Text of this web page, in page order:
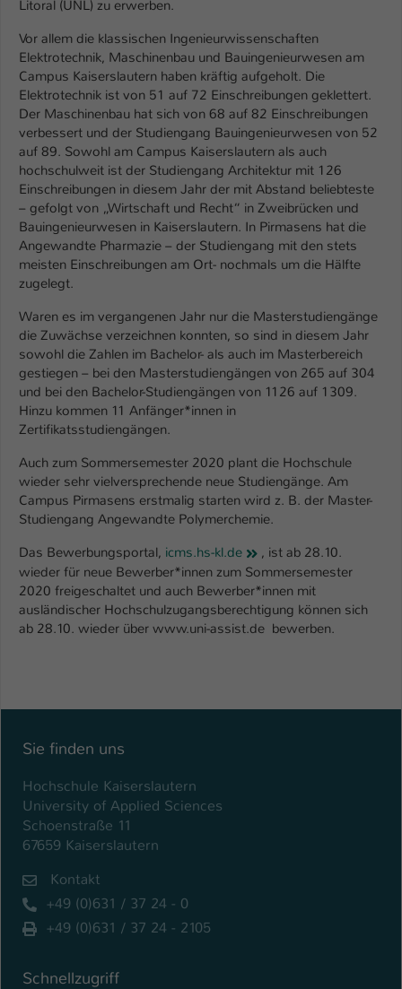
Litoral (UNL) zu erwerben.
Vor allem die klassischen Ingenieurwissenschaften
Elektrotechnik, Maschinenbau und Bauingenieurwesen am
Campus Kaiserslautern haben kräftig aufgeholt. Die
Elektrotechnik ist von 51 auf 72 Einschreibungen geklettert.
Der Maschinenbau hat sich von 68 auf 82 Einschreibungen
verbessert und der Studiengang Bauingenieurwesen von 52
auf 89. Sowohl am Campus Kaiserslautern als auch
hochschulweit ist der Studiengang Architektur mit 126
Einschreibungen in diesem Jahr der mit Abstand beliebteste
– gefolgt von „Wirtschaft und Recht“ in Zweibrücken und
Bauingenieurwesen in Kaiserslautern. In Pirmasens hat die
Angewandte Pharmazie – der Studiengang mit den stets
meisten Einschreibungen am Ort- nochmals um die Hälfte
zugelegt.
Waren es im vergangenen Jahr nur die Masterstudiengänge
die Zuwächse verzeichnen konnten, so sind in diesem Jahr
sowohl die Zahlen im Bachelor- als auch im Masterbereich
gestiegen – bei den Masterstudiengängen von 265 auf 304
und bei den Bachelor-Studiengängen von 1126 auf 1309.
Hinzu kommen 11 Anfänger*innen in
Zertifikatsstudiengängen.
Auch zum Sommersemester 2020 plant die Hochschule
wieder sehr vielversprechende neue Studiengänge. Am
Campus Pirmasens erstmalig starten wird z. B. der Master-
Studiengang Angewandte Polymerchemie.
Das Bewerbungsportal, icms.hs-kl.de
, ist ab 28.10.
wieder für neue Bewerber*innen zum Sommersemester
2020 freigeschaltet und auch Bewerber*innen mit
ausländischer Hochschulzugangsberechtigung können sich
ab 28.10. wieder über www.uni-assist.de bewerben.
Sie finden uns
Hochschule Kaiserslautern
University of Applied Sciences
Schoenstraße 11
67659 Kaiserslautern
Kontakt
+49 (0)631 / 37 24 - 0
+49 (0)631 / 37 24 - 2105
Schnellzugriff
Zweck
Einstellungen. Unter anderem eine zufällig
Speicherung Ihrer vorgenommen
Einstellungen, falls der Webseiten-
Betreiber dies eingestellt hat.
Name fe_typo_user / PHPSESSID
Anbieter TYPO3
Laufzeit 1 Woche
Zweck
Dieses Cookie ist ein Standard-Session-
Cookie von TYPO3. Es speichert im Fall
kann der eingeloggte Benutzer
wiedererkannt werden und es wird ihm
Zugang zu geschützten Bereichen
gewährt.
Name be_typo_user
Anbieter TYPO3
Laufzeit 1 Tag
Zweck
Dieser Cookie teilt der Webseite mit, ob
ein Besucher im Typo3-Backend
angemeldet ist und Rechte besitzt diese
zu verwalten.